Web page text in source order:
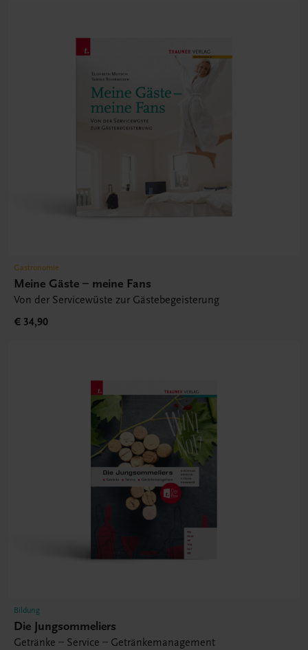
Gastronomie
Meine Gäste – meine Fans
Von der Servicewüste zur Gästebegeisterung
€ 34,90
Bildung
Die Jungsommeliers
Getränke – Service – Getränkemanagement